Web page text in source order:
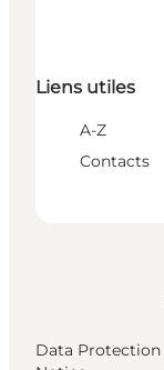
Liens utiles
A-Z
Contacts
Data Protection